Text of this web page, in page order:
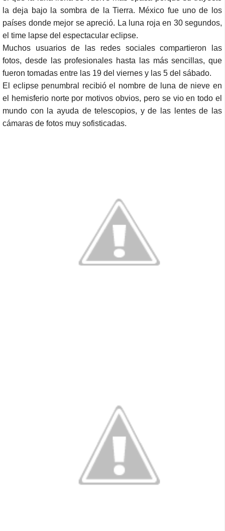
la deja bajo la sombra de la Tierra. México fue uno de los
países donde mejor se apreció. La luna roja en 30 segundos,
el time lapse del espectacular eclipse.
Muchos usuarios de las redes sociales compartieron las
fotos, desde las profesionales hasta las más sencillas, que
fueron tomadas entre las 19 del viernes y las 5 del sábado.
El eclipse penumbral recibió el nombre de luna de nieve en
el hemisferio norte por motivos obvios, pero se vio en todo el
mundo con la ayuda de telescopios, y de las lentes de las
cámaras de fotos muy sofisticadas.